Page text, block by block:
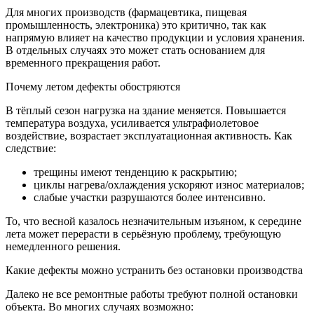
Для многих производств (фармацевтика, пищевая
промышленность, электроника) это критично, так как
напрямую влияет на качество продукции и условия хранения.
В отдельных случаях это может стать основанием для
временного прекращения работ.
Почему летом дефекты обостряются
В тёплый сезон нагрузка на здание меняется. Повышается
температура воздуха, усиливается ультрафиолетовое
воздействие, возрастает эксплуатационная активность. Как
следствие:
трещины имеют тенденцию к раскрытию;
циклы нагрева/охлаждения ускоряют износ материалов;
слабые участки разрушаются более интенсивно.
То, что весной казалось незначительным изъяном, к середине
лета может перерасти в серьёзную проблему, требующую
немедленного решения.
Какие дефекты можно устранить без остановки производства
Далеко не все ремонтные работы требуют полной остановки
объекта. Во многих случаях возможно: